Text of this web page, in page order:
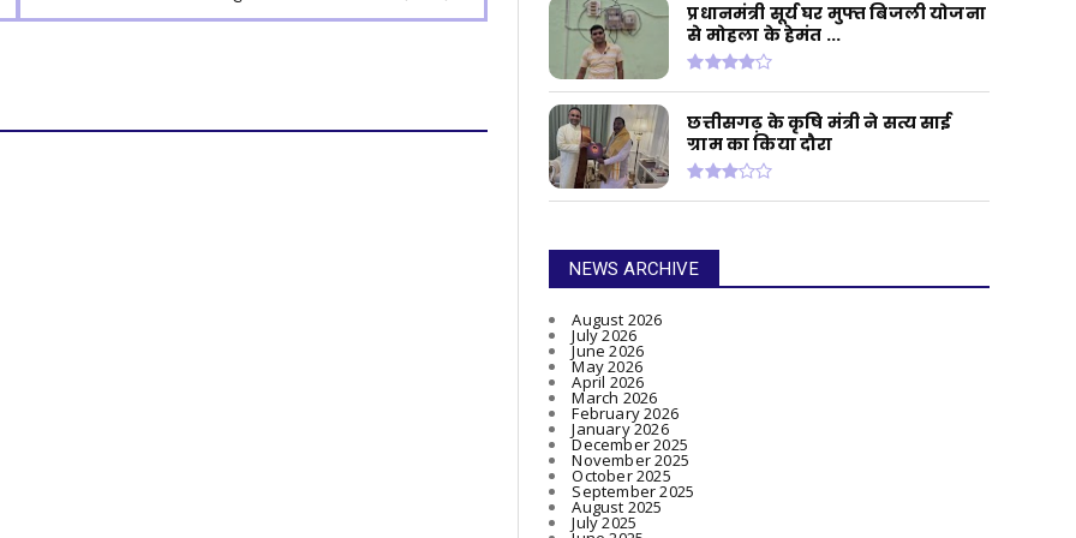
प्रधानमंत्री सूर्य घर मुफ्त बिजली योजना
से मोहला के हेमंत ...
छत्तीसगढ़ के कृषि मंत्री ने सत्य साई
ग्राम का किया दौरा
NEWS ARCHIVE
August 2026
July 2026
June 2026
May 2026
April 2026
March 2026
February 2026
January 2026
December 2025
November 2025
October 2025
September 2025
August 2025
July 2025